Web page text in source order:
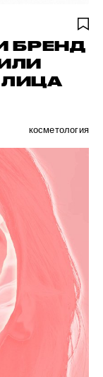
БРЕНД
косметология